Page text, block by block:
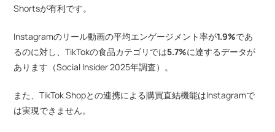
Shortsが有利です。
Instagramのリール動画の平均エンゲージメント率が1.9%であ
るのに対し、TikTokの食品カテゴリでは5.7%に達するデータが
あります（Social Insider 2025年調査）。
また、TikTok Shopとの連携による購買直結機能はInstagramで
は実現できません。